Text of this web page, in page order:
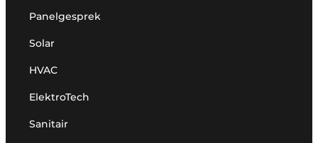
Panelgesprek
Solar
HVAC
ElektroTech
Sanitair